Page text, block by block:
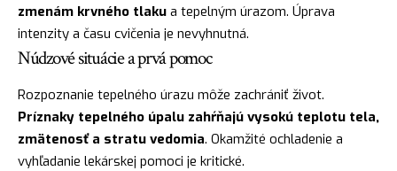
zmenám krvného tlaku a tepelným úrazom. Úprava
intenzity a času cvičenia je nevyhnutná.
Núdzové situácie a prvá pomoc
Rozpoznanie tepelného úrazu môže zachrániť život.
Príznaky tepelného úpalu zahŕňajú vysokú teplotu tela,
zmätenosť a stratu vedomia. Okamžité ochladenie a
vyhľadanie lekárskej pomoci je kritické.